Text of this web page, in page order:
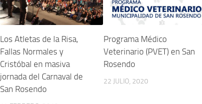
Los Atletas de la Risa,
Fallas Normales y
Cristóbal en masiva
jornada del Carnaval de
San Rosendo
Programa Médico
Veterinario (PVET) en San
Rosendo
22 JULIO, 2020